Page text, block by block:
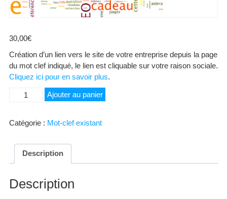
30,00€
Création d’un lien vers le site de votre entreprise depuis la page
du mot clef indiqué, le lien est cliquable sur votre raison sociale.
Cliquez ici pour en savoir plus.
quantité
vacance
Ajouter au panier
Catégorie : Mot-clef existant
Description
Description